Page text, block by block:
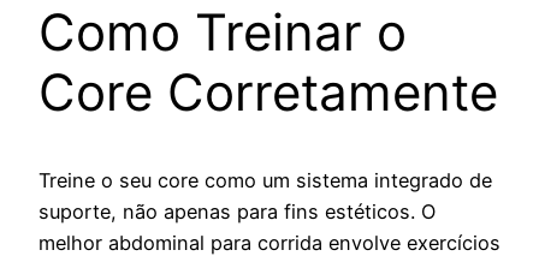
Como Treinar o
Core Corretamente
Treine o seu core como um sistema integrado de
suporte, não apenas para fins estéticos. O
melhor abdominal para corrida envolve exercícios